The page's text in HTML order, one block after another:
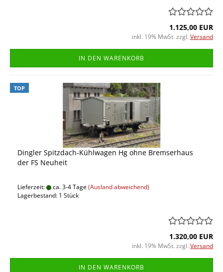
1.125,00 EUR
inkl. 19% MwSt. zzgl. Versand
IN DEN WARENKORB
TOP
Dingler Spitzdach-Kühlwagen Hg ohne Bremserhaus
der FS Neuheit
Lieferzeit: ca. 3-4 Tage(Ausland abweichend)
Lagerbestand: 1 Stück
1.320,00 EUR
inkl. 19% MwSt. zzgl. Versand
IN DEN WARENKORB